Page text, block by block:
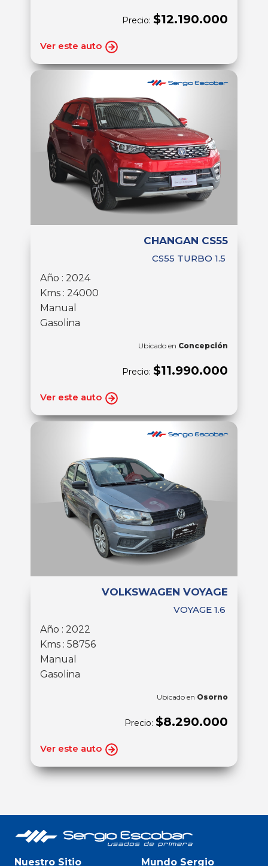
Precio: $12.190.000
Ver este auto
CHANGAN CS55
CS55 TURBO 1.5
Año : 2024
Kms : 24000
Manual
Gasolina
Ubicado en Concepción
Precio: $11.990.000
Ver este auto
VOLKSWAGEN VOYAGE
VOYAGE 1.6
Año : 2022
Kms : 58756
Manual
Gasolina
Ubicado en Osorno
Precio: $8.290.000
Ver este auto
Nuestro Sitio Mundo Sergio